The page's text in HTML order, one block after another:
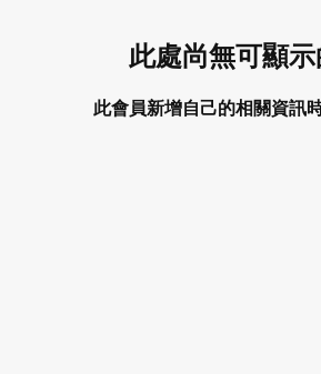
此處尚無可顯
此會員新增自己的相關資訊